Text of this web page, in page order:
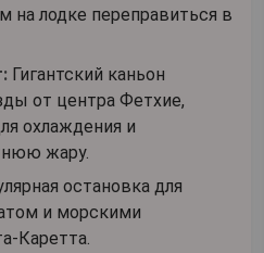
на лодке переправиться в
Гигантский каньон
от центра Фетхие,
охлаждения и
жару.
остановка для
и морскими
Каретта.